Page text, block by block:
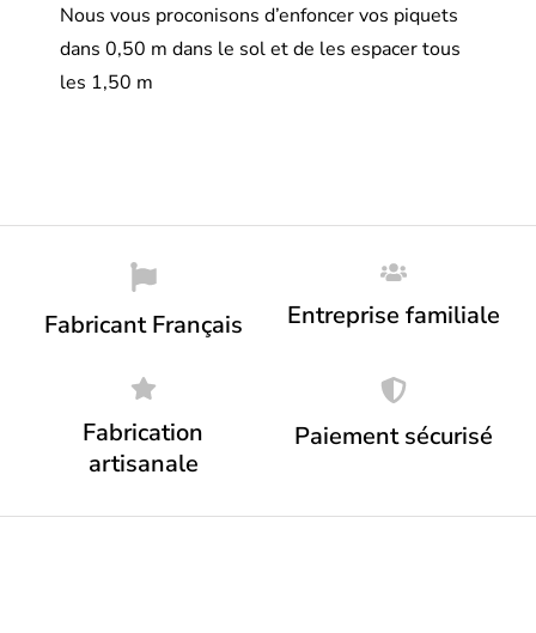
Nous vous proconisons d’enfoncer vos piquets
dans 0,50 m dans le sol et de les espacer tous
les 1,50 m
Fabricant Français Entreprise familiale
Fabrication
artisanale
Paiement sécurisé